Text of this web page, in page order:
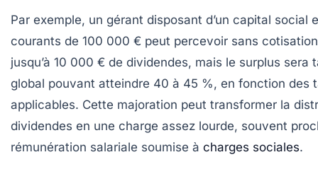
Par exemple, un gérant disposant d’un capital social
courants de 100 000 € peut percevoir sans
jusqu’à 10 000 € de dividendes, mais le surplus sera
global pouvant atteindre 40 à 45 %, en fonction des
applicables. Cette majoration peut transformer la
dividendes en une charge assez lourde, souvent
rémunération salariale soumise à charges sociales.